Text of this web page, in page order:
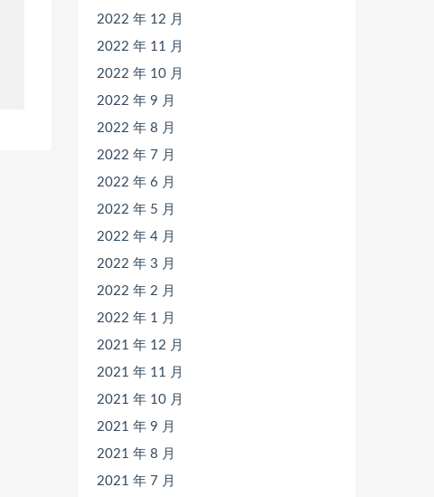
2022 年 12 月
2022 年 11 月
2022 年 10 月
2022 年 9 月
2022 年 8 月
2022 年 7 月
2022 年 6 月
2022 年 5 月
2022 年 4 月
2022 年 3 月
2022 年 2 月
2022 年 1 月
2021 年 12 月
2021 年 11 月
2021 年 10 月
2021 年 9 月
2021 年 8 月
2021 年 7 月